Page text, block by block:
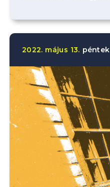
2022. május 13. péntek